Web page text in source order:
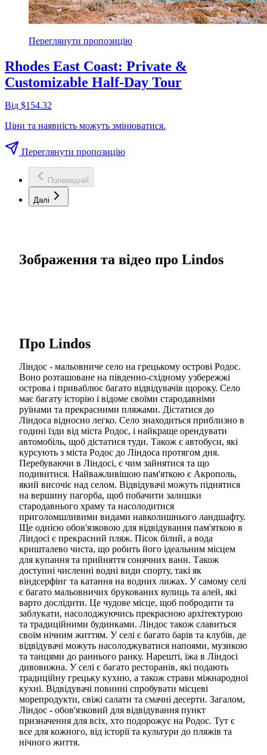
Переглянути пропозицію
Rhodes East Coast: Private &
Customizable Half-Day Tour
Від $154.32
Ціни та наявність можуть змінюватися.
Переглянути пропозицію
Попередній
Далі
Зображення та відео про Lindos
Про Lindos
Ліндос - мальовниче село на грецькому острові Родос.
Воно розташоване на південно-східному узбережжі
острова і приваблює багато відвідувачів щороку. Село
має багату історію і відоме своїми стародавніми
руїнами та прекрасними пляжами. Дістатися до
Ліндоса відносно легко. Село знаходиться приблизно в
годині їзди від міста Родос, і найкраще орендувати
автомобіль, щоб дістатися туди. Також є автобуси, які
курсують з міста Родос до Ліндоса протягом дня.
Перебуваючи в Ліндосі, є чим зайнятися та що
подивитися. Найважливішою пам'яткою є Акрополь,
який височіє над селом. Відвідувачі можуть піднятися
на вершину пагорба, щоб побачити залишки
стародавнього храму та насолодитися
приголомшливими видами навколишнього ландшафту.
Ще однією обов'язковою для відвідування пам'яткою в
Ліндосі є прекрасний пляж. Пісок білий, а вода
кришталево чиста, що робить його ідеальним місцем
для купання та прийняття сонячних ванн. Також
доступні численні водні види спорту, такі як
віндсерфінг та катання на водних лижах. У самому селі
є багато мальовничих брукованих вулиць та алей, які
варто дослідити. Це чудове місце, щоб побродити та
заблукати, насолоджуючись прекрасною архітектурою
та традиційними будинками. Ліндос також славиться
своїм нічним життям. У селі є багато барів та клубів, де
відвідувачі можуть насолоджуватися напоями, музикою
та танцями до раннього ранку. Нарешті, їжа в Ліндосі
дивовижна. У селі є багато ресторанів, які подають
традиційну грецьку кухню, а також страви міжнародної
кухні. Відвідувачі повинні спробувати місцеві
морепродукти, свіжі салати та смачні десерти. Загалом,
Ліндос - обов'язковий для відвідування пункт
призначення для всіх, хто подорожує на Родос. Тут є
все для кожного, від історії та культури до пляжів та
нічного життя.